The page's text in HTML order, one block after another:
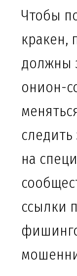
Чтобы
кракен,
должны
онион-
на
ссылки